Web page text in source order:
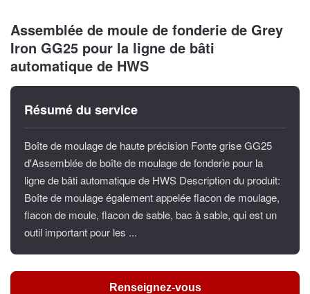
Assemblée de moule de fonderie de Grey
Iron GG25 pour la ligne de bâti
automatique de HWS
Résumé du service
Boîte de moulage de haute précision Fonte grise GG25
d'Assemblée de boîte de moulage de fonderie pour la
ligne de bâti automatique de HWS Description du produit:
Boîte de moulage également appelée flacon de moulage,
flacon de moule, flacon de sable, bac à sable, qui est un
outil important pour les ...
Renseignez-vous